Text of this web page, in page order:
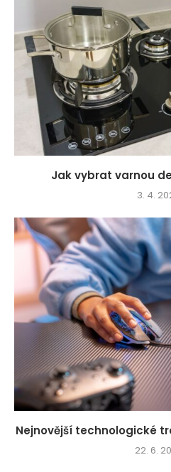
Jak vybrat varnou
3. 4.
Nejnovější technologické
22. 6.